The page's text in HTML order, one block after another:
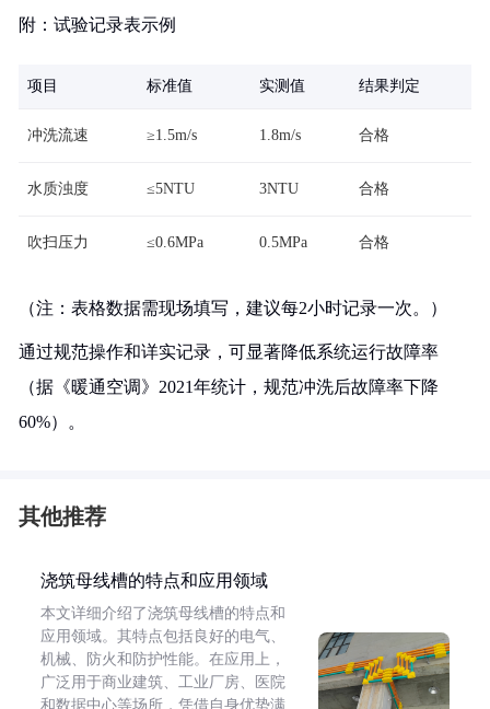
附：试验记录表示例
项目 标准值 实测值 结果判定
冲洗流速 ≥1.5m/s 1.8m/s 合格
水质浊度 ≤5NTU 3NTU 合格
吹扫压力 ≤0.6MPa 0.5MPa 合格
（注：表格数据需现场填写，建议每2小时记录一次。）
通过规范操作和详实记录，可显著降低系统运行故障率
（据《暖通空调》2021年统计，规范冲洗后故障率下降
60%）。
其他推荐
浇筑母线槽的特点和应用领域
本文详细介绍了浇筑母线槽的特点和
应用领域。其特点包括良好的电气、
机械、防火和防护性能。在应用上，
广泛用于商业建筑、工业厂房、医院
和数据中心等场所，凭借自身优势满